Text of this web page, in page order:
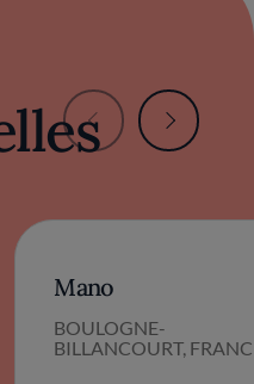
Mano
BOULOGNE-
BILLANCOURT,